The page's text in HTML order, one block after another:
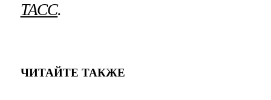
ТАСС.
ЧИТАЙТЕ ТАКЖЕ